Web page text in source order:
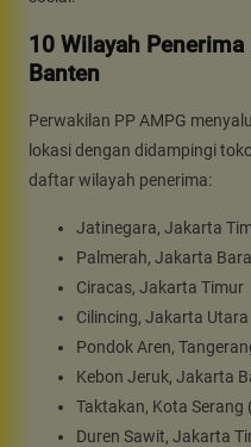
10 Wilayah
Banten
Perwakilan PP AMPG
lokasi dengan didampingi
daftar wilayah penerima:
Jatinegara, Jakarta
Palmerah, Jakarta
Ciracas, Jakarta Timur
Cilincing, Jakarta Utara
Pondok Aren,
Kebon Jeruk, Jakarta
Taktakan, Kota Serang
Duren Sawit, Jakarta